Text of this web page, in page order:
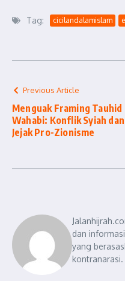
Tag: cicilandalamislam
Previous Article
Menguak Framing Tauhid
Wahabi: Konflik Syiah dan
Jejak Pro-Zionisme
dan
yang
kontranarasi.